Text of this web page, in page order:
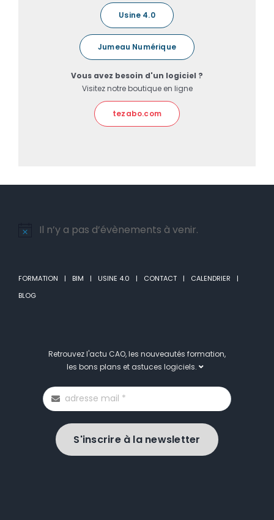
Usine 4.0
Jumeau Numérique
Vous avez besoin d'un logiciel ?
Visitez notre boutique en ligne
tezabo.com
Notice
Il n’y a pas d’évènements à venir.
FORMATION BIM USINE 4.0 CONTACT
CALENDRIER
BLOG
Retrouvez l'actu CAO, les nouveautés formation,
les bons plans et astuces logiciels.
S'inscrire à la newsletter